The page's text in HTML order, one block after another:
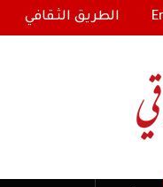
الطريق الثقافي